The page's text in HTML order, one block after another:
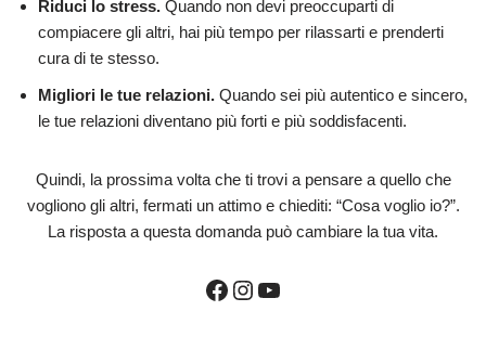
Riduci lo stress. Quando non devi preoccuparti di
compiacere gli altri, hai più tempo per rilassarti e prenderti
cura di te stesso.
Migliori le tue relazioni. Quando sei più autentico e sincero,
le tue relazioni diventano più forti e più soddisfacenti.
Quindi, la prossima volta che ti trovi a pensare a quello che
vogliono gli altri, fermati un attimo e chiediti: “Cosa voglio io?”.
La risposta a questa domanda può cambiare la tua vita.